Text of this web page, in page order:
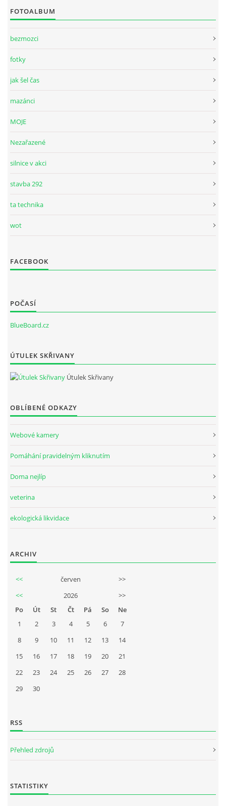
FOTOALBUM
bezmozci
fotky
jak šel čas
mazánci
MOJE
Nezařazené
silnice v akci
stavba 292
ta technika
wot
FACEBOOK
POČASÍ
BlueBoard.cz
ÚTULEK SKŘIVANY
Útulek Skřivany
OBLÍBENÉ ODKAZY
Webové kamery
Pomáhání pravidelným kliknutím
Doma nejlíp
veterina
ekologická likvidace
ARCHIV
<< červen
>>
<<
2026
>>
Po
Út St Čt Pá So
Ne
1
2 3 4 5 6
7
8
9 10 11 12 13
14
15
16 17 18 19 20
21
22
23 24 25 26 27
28
29
30
RSS
Přehled zdrojů
STATISTIKY